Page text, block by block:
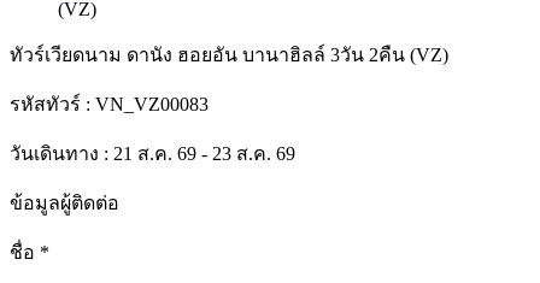
ทัวร์เวียดนาม ดานัง ฮอยอัน บานาฮิลล์ 3วัน 2คืน (VZ)
รหัสทัวร์ : VN_VZ00083
วันเดินทาง : 21 ส.ค. 69 - 23 ส.ค. 69
ข้อมูลผู้ติดต่อ
ชื่อ *